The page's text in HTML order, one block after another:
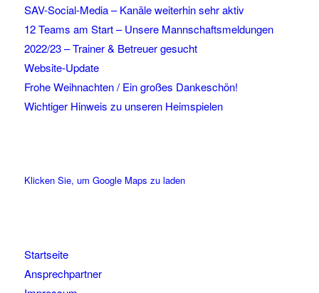
SAV-Social-Media – Kanäle weiterhin sehr aktiv
12 Teams am Start – Unsere Mannschaftsmeldungen
2022/23 – Trainer & Betreuer gesucht
Website-Update
Frohe Weihnachten / Ein großes Dankeschön!
Wichtiger Hinweis zu unseren Heimspielen
Klicken Sie, um Google Maps zu laden
Startseite
Ansprechpartner